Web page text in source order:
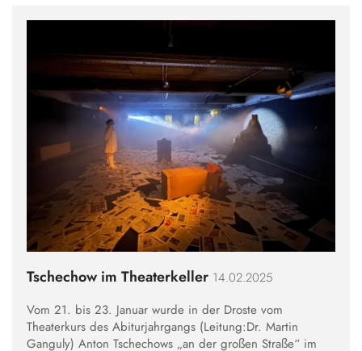
Tschechow im Theaterkeller 14.02.2025
Vom 21. bis 23. Januar wurde in der Droste vom
Theaterkurs des Abiturjahrgangs (Leitung:Dr. Martin
Ganguly) Anton Tschechows „an der großen Straße“ im